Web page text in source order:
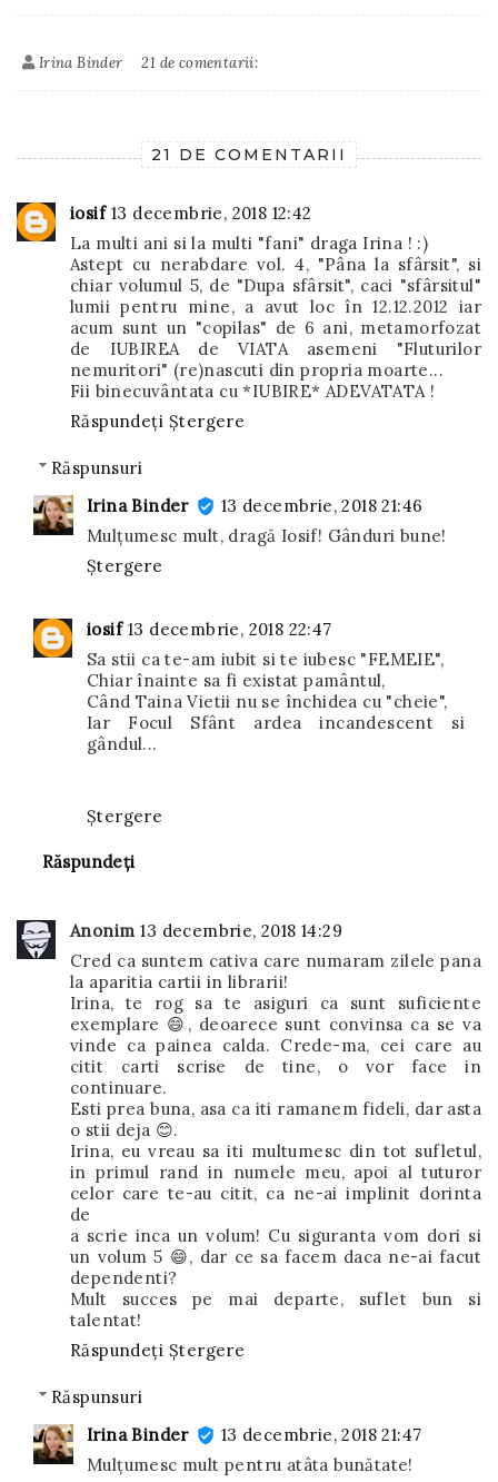
Irina Binder 21 de comentarii:
21 DE COMENTARII
iosif 13 decembrie, 2018 12:42
La multi ani si la multi "fani" draga Irina ! :)
Astept cu nerabdare vol. 4, "Pâna la sfârsit", si
chiar volumul 5, de "Dupa sfârsit", caci "sfârsitul"
lumii pentru mine, a avut loc în 12.12.2012 iar
acum sunt un "copilas" de 6 ani, metamorfozat
de IUBIREA de VIATA asemeni "Fluturilor
nemuritori" (re)nascuti din propria moarte...
Fii binecuvântata cu *IUBIRE* ADEVATATA !
Răspundeți Ștergere
Răspunsuri
Irina Binder
13 decembrie, 2018 21:46
Mulțumesc mult, dragă Iosif! Gânduri bune!
Ștergere
iosif 13 decembrie, 2018 22:47
Sa stii ca te-am iubit si te iubesc "FEMEIE",
Chiar înainte sa fi existat pamântul,
Când Taina Vietii nu se închidea cu "cheie",
Iar Focul Sfânt ardea incandescent si
gândul...
Ștergere
Răspundeți
Anonim 13 decembrie, 2018 14:29
Cred ca suntem cativa care numaram zilele pana
la aparitia cartii in librarii!
Irina, te rog sa te asiguri ca sunt suficiente
exemplare 😄, deoarece sunt convinsa ca se va
vinde ca painea calda. Crede-ma, cei care au
citit carti scrise de tine, o vor face in
continuare.
Esti prea buna, asa ca iti ramanem fideli, dar asta
o stii deja 😊.
Irina, eu vreau sa iti multumesc din tot sufletul,
in primul rand in numele meu, apoi al tuturor
celor care te-au citit, ca ne-ai implinit dorinta
de
a scrie inca un volum! Cu siguranta vom dori si
un volum 5 😄, dar ce sa facem daca ne-ai facut
dependenti?
Mult succes pe mai departe, suflet bun si
talentat!
Răspundeți Ștergere
Răspunsuri
Irina Binder
13 decembrie, 2018 21:47
Mulțumesc mult pentru atâta bunătate!